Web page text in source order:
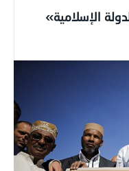
الإسلامية»